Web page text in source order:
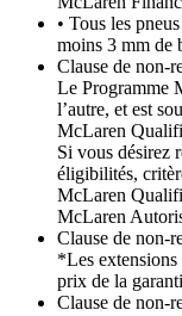
• Tous les
moins 3 mm de
Clause de non-
Le Programme
l’autre, et est
McLaren
Si vous désirez
éligibilités,
McLaren
McLaren
Clause de non-
*Les extensions
prix de la
Clause de non-